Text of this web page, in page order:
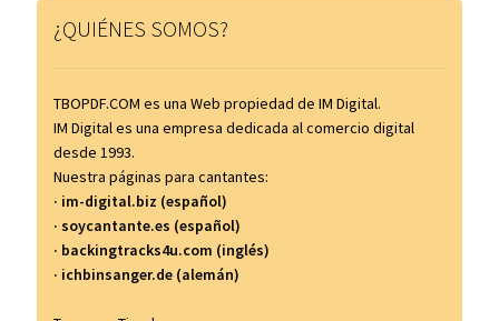
¿QUIÉNES SOMOS?
TBOPDF.COM es una Web propiedad de IM Digital.
IM Digital es una empresa dedicada al comercio digital
desde 1993.
Nuestra páginas para cantantes:
· im-digital.biz (español)
· soycantante.es (español)
· backingtracks4u.com (inglés)
· ichbinsanger.de (alemán)